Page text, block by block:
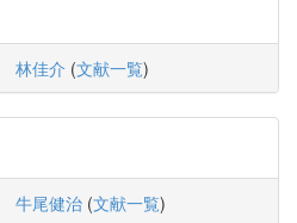
林佳介 (文献一覧)
牛尾健治 (文献一覧)